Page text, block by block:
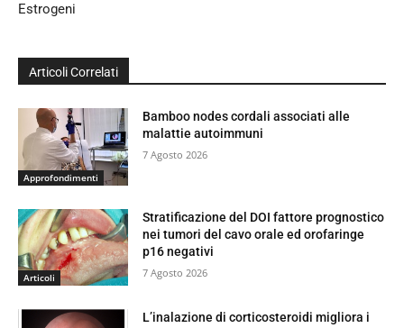
Estrogeni
Articoli Correlati
Approfondimenti
Bamboo nodes cordali associati alle
malattie autoimmuni
7 Agosto 2026
Articoli
Stratificazione del DOI fattore prognostico
nei tumori del cavo orale ed orofaringe
p16 negativi
7 Agosto 2026
L’inalazione di corticosteroidi migliora i